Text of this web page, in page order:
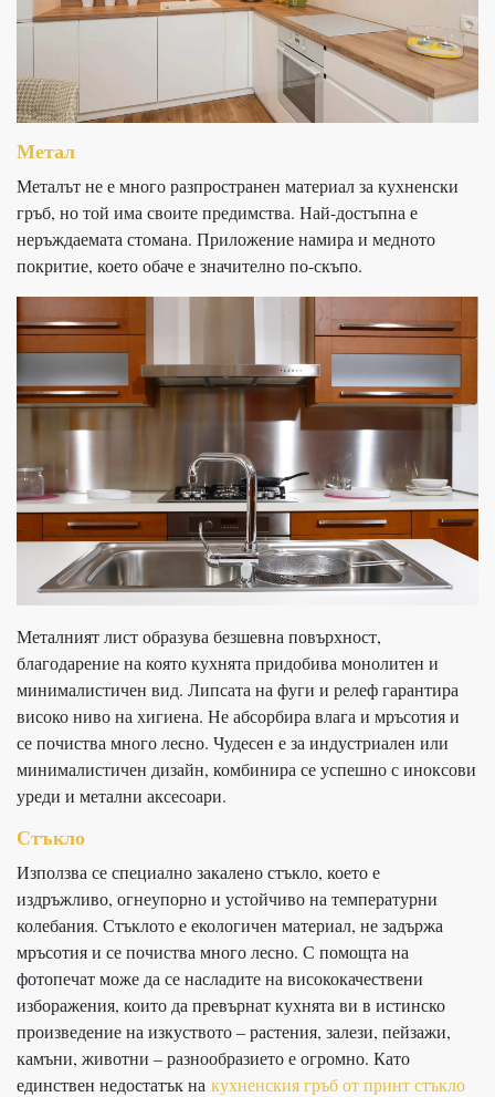
Метал
Металът не е много разпространен материал за кухненски
гръб, но той има своите предимства. Най-достъпна е
неръждаемата стомана. Приложение намира и медното
покритие, което обаче е значително по-скъпо.
Металният лист образува безшевна повърхност,
благодарение на която кухнята придобива монолитен и
минималистичен вид. Липсата на фуги и релеф гарантира
високо ниво на хигиена. Не абсорбира влага и мръсотия и
се почиства много лесно. Чудесен е за индустриален или
минималистичен дизайн, комбинира се успешно с иноксови
уреди и метални аксесоари.
Стъкло
Използва се специално закалено стъкло, което е
издръжливо, огнеупорно и устойчиво на температурни
колебания. Стъклото е екологичен материал, не задържа
мръсотия и се почиства много лесно. С помощта на
фотопечат може да се насладите на висококачествени
изборажения, които да превърнат кухнята ви в истинско
произведение на изкуството – растения, залези, пейзажи,
камъни, животни – разнообразието е огромно. Като
единствен недостатък на кухненския гръб от принт стъкло